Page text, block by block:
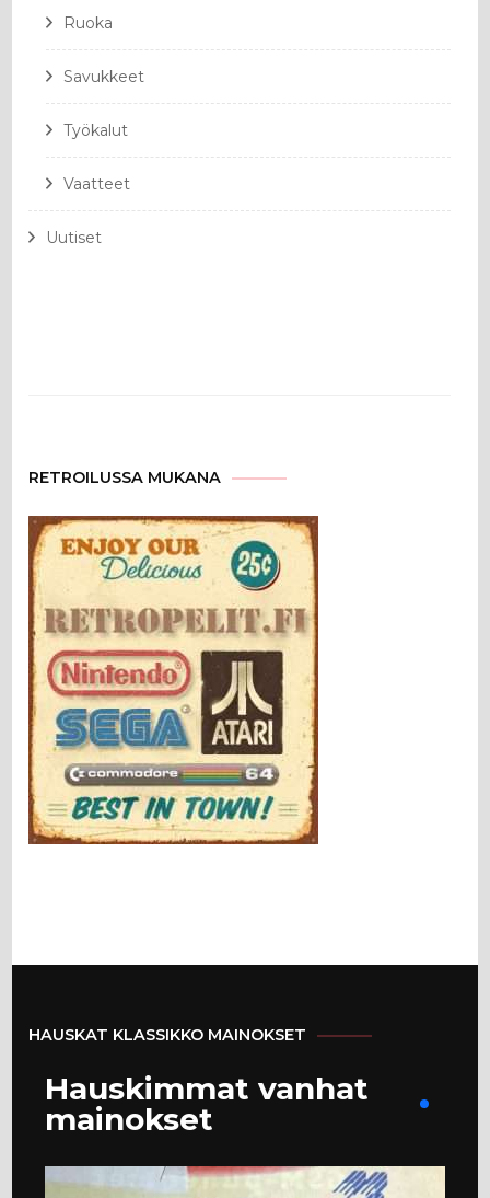
Ruoka
Savukkeet
Työkalut
Vaatteet
Uutiset
RETROILUSSA MUKANA
HAUSKAT KLASSIKKO MAINOKSET
Hauskimmat vanhat
mainokset